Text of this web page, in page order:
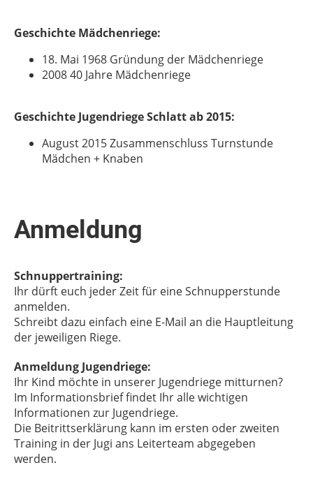
Geschichte Mädchenriege:
18. Mai 1968 Gründung der Mädchenriege
2008 40 Jahre Mädchenriege
Geschichte Jugendriege Schlatt ab 2015:
August 2015 Zusammenschluss Turnstunde
Mädchen + Knaben
Anmeldung
Schnuppertraining:
Ihr dürft euch jeder Zeit für eine Schnupperstunde
anmelden.
Schreibt dazu einfach eine E-Mail an die Hauptleitung
der jeweiligen Riege.
Anmeldung Jugendriege:
Ihr Kind möchte in unserer Jugendriege mitturnen?
Im Informationsbrief findet Ihr alle wichtigen
Informationen zur Jugendriege.
Die Beitrittserklärung kann im ersten oder zweiten
Training in der Jugi ans Leiterteam abgegeben
werden.